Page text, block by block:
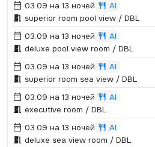
03.09 на 13 ночей
AI
superior room pool view / DBL
03.09 на 13 ночей
AI
deluxe pool view room / DBL
03.09 на 13 ночей
AI
superior room sea view / DBL
03.09 на 13 ночей
AI
executive room / DBL
03.09 на 13 ночей
AI
deluxe sea view room / DBL